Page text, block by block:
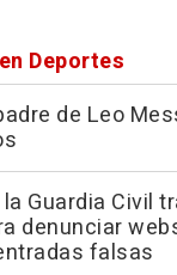
Deportes
de Leo
la Guardia Civil
denunciar
falsas